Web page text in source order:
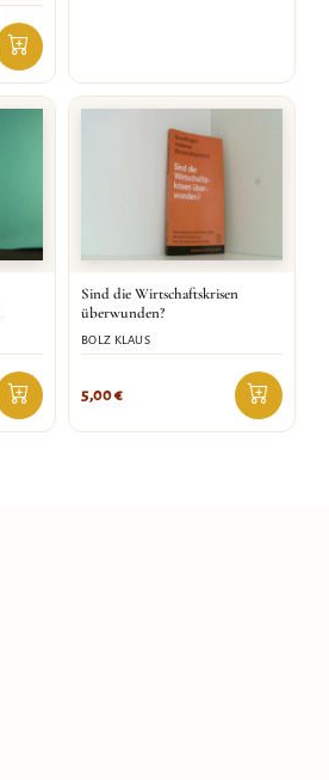
Sind die Wirtschaftskrisen
überwunden?
BOLZ KLAUS
5,00€